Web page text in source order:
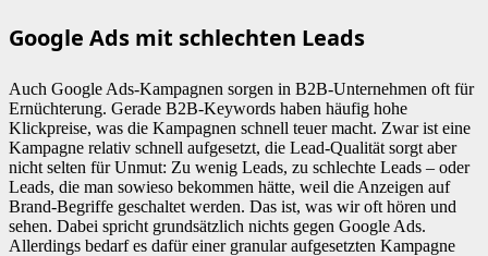
Google Ads mit schlechten Leads
Auch Google Ads-Kampagnen sorgen in B2B-Unternehmen oft für
Ernüchterung. Gerade B2B-Keywords haben häufig hohe
Klickpreise, was die Kampagnen schnell teuer macht. Zwar ist eine
Kampagne relativ schnell aufgesetzt, die Lead-Qualität sorgt aber
nicht selten für Unmut: Zu wenig Leads, zu schlechte Leads – oder
Leads, die man sowieso bekommen hätte, weil die Anzeigen auf
Brand-Begriffe geschaltet werden. Das ist, was wir oft hören und
sehen. Dabei spricht grundsätzlich nichts gegen Google Ads.
Allerdings bedarf es dafür einer granular aufgesetzten Kampagne